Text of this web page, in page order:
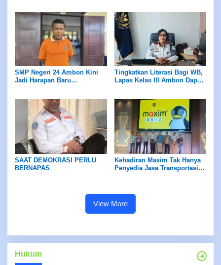
SMP Negeri 24 Ambon Kini
Jadi Harapan Baru
Tingkatkan Literasi Bagi WB,
Lapas Kelas III Ambon Dapat
SAAT DEMOKRASI PERLU
BERNAPAS
Kehadiran Maxim Tak Hanya
Penyedia Jasa Transportasi,
View More
Hukum